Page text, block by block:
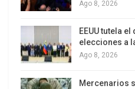
Ago 8, 2026
EEUU tutela
elecciones a
Ago 8, 2026
Mercenarios